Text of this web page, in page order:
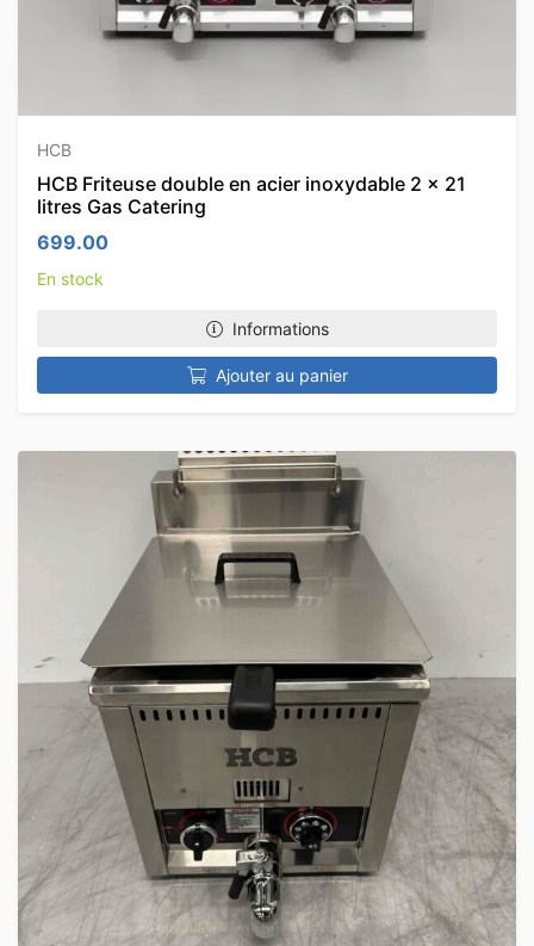
HCB
HCB Friteuse double en acier inoxydable 2 x 21
litres Gas Catering
699.00
En stock
Informations
Ajouter au panier